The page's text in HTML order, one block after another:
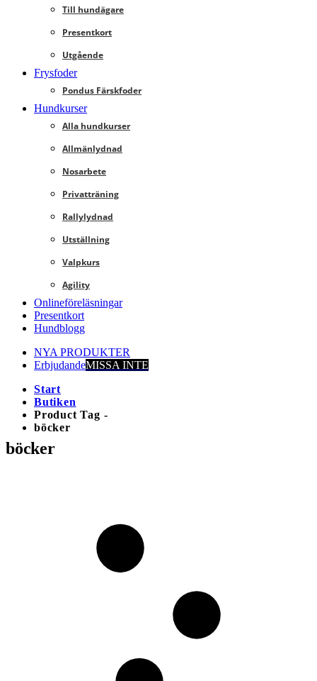
Till hundägare
Presentkort
Utgående
Frysfoder
Pondus Färskfoder
Hundkurser
Alla hundkurser
Allmänlydnad
Nosarbete
Privatträning
Rallylydnad
Utställning
Valpkurs
Agility
Onlineföreläsningar
Presentkort
Hundblogg
NYA PRODUKTER
ErbjudandeMISSA INTE
Start
Butiken
Product Tag -
böcker
böcker